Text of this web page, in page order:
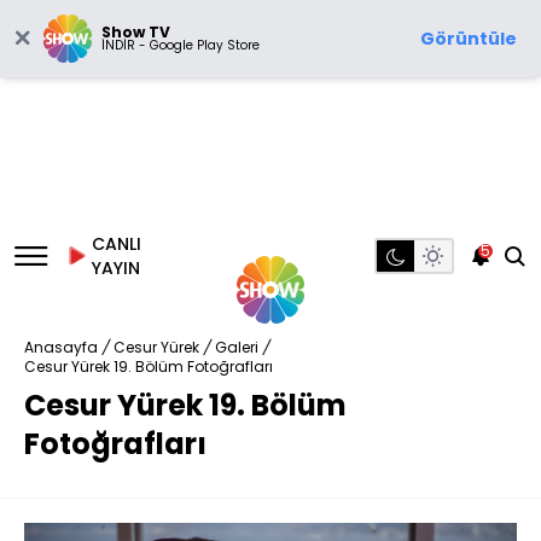
Show TV
İNDİR - Google Play Store Görüntüle
CANLI
YAYIN
5
Anasayfa / Cesur Yürek / Galeri /
Cesur Yürek 19. Bölüm Fotoğrafları
Cesur Yürek 19. Bölüm
Fotoğrafları